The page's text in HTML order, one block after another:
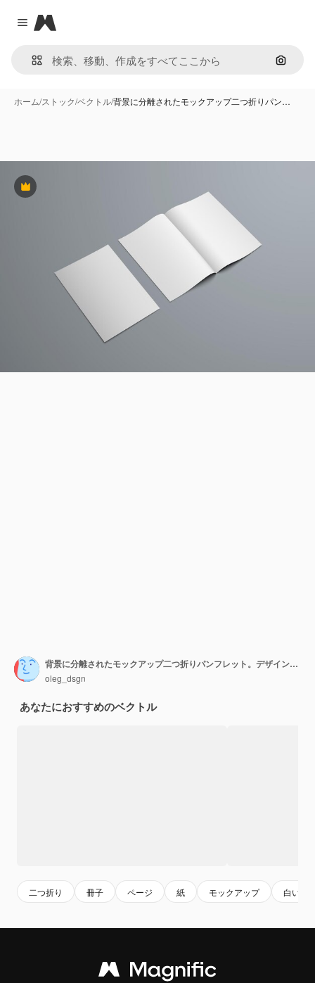
Close menu
Magnific
画像で
ホーム/ストック/ベクトル/背景に分離されたモックアップ二つ折りパン…
Premium
背景に分離されたモックアップ二つ折りパンフレット。デザインプレゼンテーション用のオープンおよびクローズドカタログテンプレート。
oleg_dsgn
あなたにおすすめのベクトル
二つ折り 冊子 ページ 紙 モックアップ 白い紙